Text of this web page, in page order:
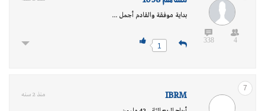
4
338
بداية موفقة والقادم أجمل ...
1
7
IBRM منذ 2 سنه